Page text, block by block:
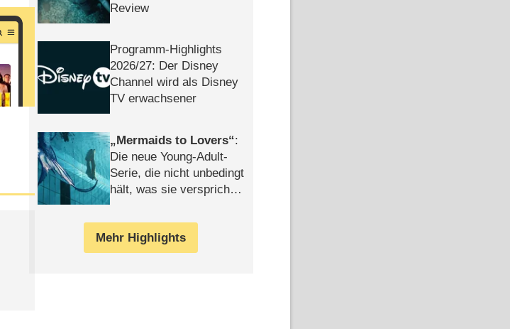
Review
Programm-Highlights
2026/​27: Der Disney
Channel wird als Disney
TV erwachsener
Mermaids to Lovers :
Die neue Young-Adult-
Serie, die nicht unbedingt
hält, was sie verspricht –
Mehr Highlights